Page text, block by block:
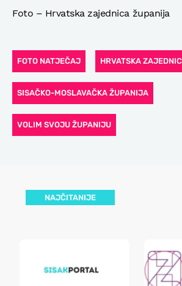
Foto – Hrvatska zajednica županija
FOTO NATJEČAJ HRVATSKA
SISAČKO-MOSLAVAČKA ŽUPANIJA
VOLIM SVOJU ŽUPANIJU
NAJČITANIJE